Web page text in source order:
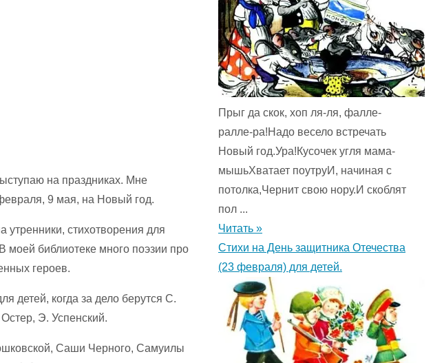
на праздниках. Мне
9 мая, на Новый год.
утренники, стихотворения для
моей библиотеке много поэзии про
героев.
детей, когда за дело берутся С.
Э. Успенский.
Саши Черного, Самуилы
Прыг да скок, хоп ля-ля, фалле-
ралле-ра!Надо весело встречать
Новый год.Ура!Кусочек угля мама-
мышьХватает поутруИ, начиная с
потолка,Чернит свою нору.И скоблят
пол ...
Читать »
Стихи на День защитника Отечества
(23 февраля) для детей.